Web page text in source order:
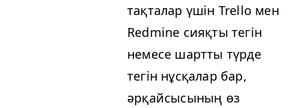
тақталар үшін Trel­lo мен
Red­mine сияқты тегін
немесе шартты түрде
тегін нұсқалар бар,
әрқайсысының өз